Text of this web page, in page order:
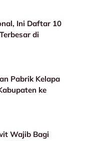
Ini Daftar 10
di
Pabrik Kelapa
ke
Wajib Bagi